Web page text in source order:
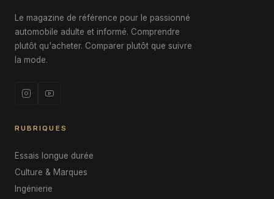
Le magazine de référence pour le passionné
automobile adulte et informé. Comprendre
plutôt qu'acheter. Comparer plutôt que suivre
la mode.
RUBRIQUES
Essais longue durée
Culture & Marques
Ingénierie